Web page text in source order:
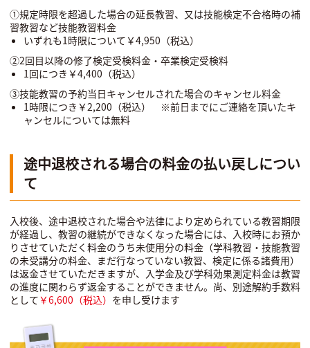
①規定時限を超過した場合の延長教習、又は技能検定不合格時の補
習教習など技能教習料金
いずれも1時限について￥4,950（税込）
②2回目以降の修了検定受検料金・卒業検定受検料
1回につき￥4,400（税込）
③技能教習の予約当日キャンセルされた場合のキャンセル料金
1時限につき￥2,200（税込） ※前日までにご連絡を頂いたキ
ャンセルについては無料
途中退校される場合の料金の払い戻しについ
て
入校後、途中退校された場合や法律により定められている教習期限
が経過し、教習の継続ができなくなった場合には、入校時にお預か
りさせていただく料金のうち未使用分の料金（学科教習・技能教習
の未受講分の料金、まだ行なっていない教習、検定に係る諸費用）
は返金させていただきますが、入学金及び学科効果測定料金は教習
の進度に関わらず返金することができません。尚、別途解約手数料
として ￥6,600（税込） を申し受けます